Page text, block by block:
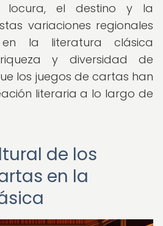
locura, el destino y la
variaciones regionales
la literatura clásica
y diversidad de
los juegos de cartas han
literaria a lo largo de
de los
en la